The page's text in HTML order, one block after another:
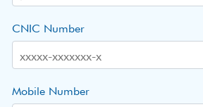
CNIC Number
Mobile Number